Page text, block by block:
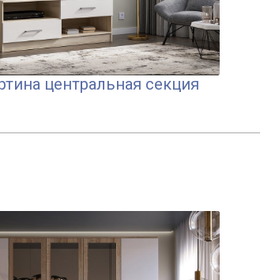
центральная секция